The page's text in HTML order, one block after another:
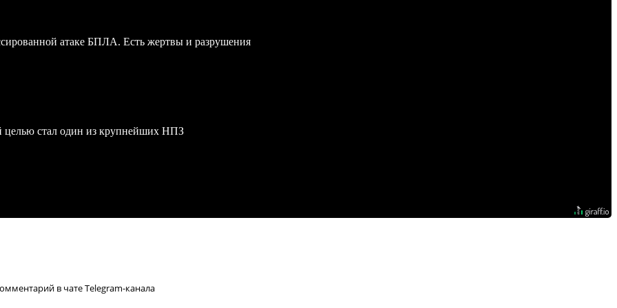
атаке БПЛА. Есть жертвы и разрушения
целью стал один из крупнейших НПЗ
в чате Telegram-канала